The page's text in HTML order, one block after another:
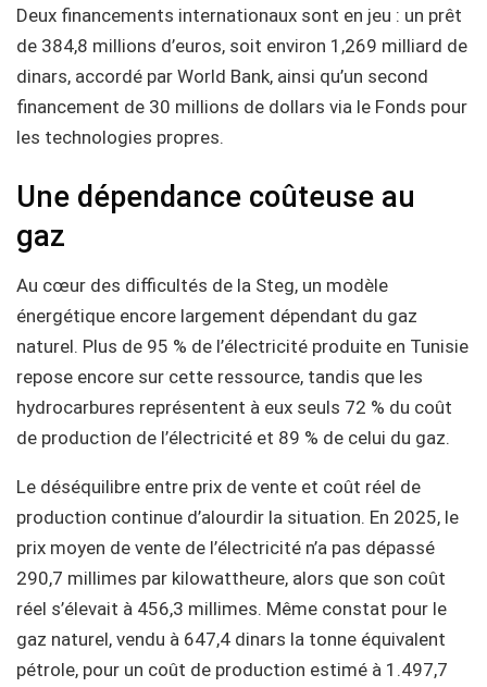
Deux financements internationaux sont en jeu : un prêt
de 384,8 millions d’euros, soit environ 1,269 milliard de
dinars, accordé par World Bank, ainsi qu’un second
financement de 30 millions de dollars via le Fonds pour
les technologies propres.
Une dépendance coûteuse au
gaz
Au cœur des difficultés de la Steg, un modèle
énergétique encore largement dépendant du gaz
naturel. Plus de 95 % de l’électricité produite en Tunisie
repose encore sur cette ressource, tandis que les
hydrocarbures représentent à eux seuls 72 % du coût
de production de l’électricité et 89 % de celui du gaz.
Le déséquilibre entre prix de vente et coût réel de
production continue d’alourdir la situation. En 2025, le
prix moyen de vente de l’électricité n’a pas dépassé
290,7 millimes par kilowattheure, alors que son coût
réel s’élevait à 456,3 millimes. Même constat pour le
gaz naturel, vendu à 647,4 dinars la tonne équivalent
pétrole, pour un coût de production estimé à 1.497,7